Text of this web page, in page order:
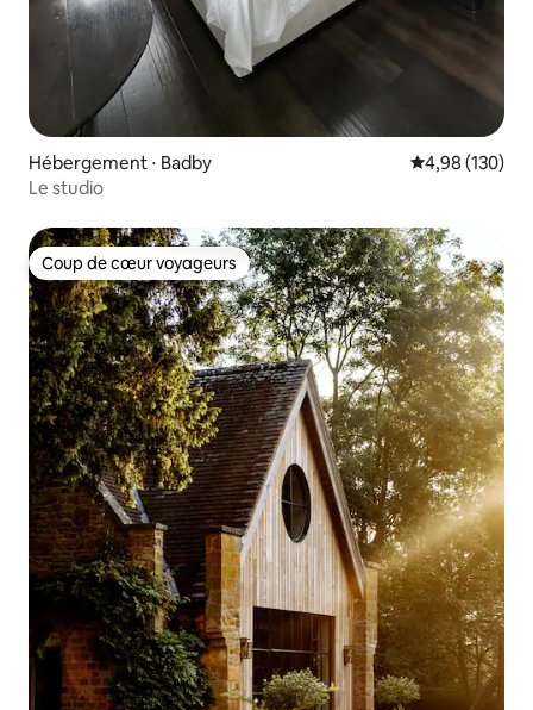
Hébergement ⋅ Badby Évaluation
4,98 (130)
Le studio
Coup de cœur voyageurs
Coup de cœur voyageurs